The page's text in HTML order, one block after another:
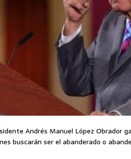
Andrés Manuel López Obrador
buscarán ser el abanderado o